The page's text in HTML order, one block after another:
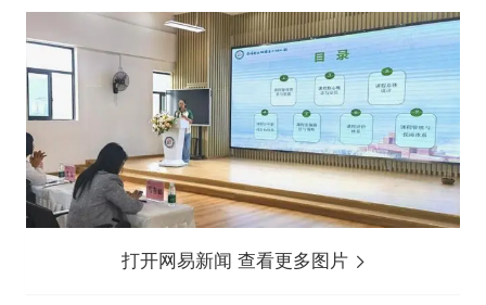
打开网易新闻 查看更多图片